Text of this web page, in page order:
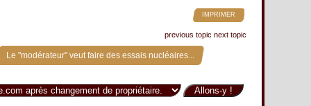
IMPRIMER
previous topic next topic
Le "modérateur" veut faire des essais nucléaires...